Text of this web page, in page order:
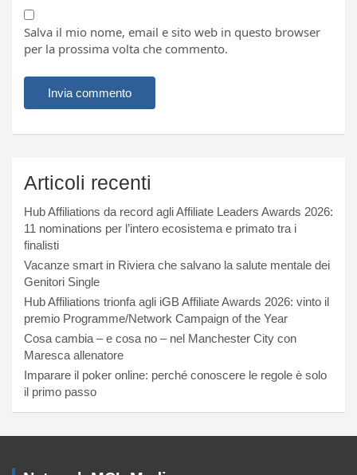
Salva il mio nome, email e sito web in questo browser
per la prossima volta che commento.
Articoli recenti
Hub Affiliations da record agli Affiliate Leaders Awards 2026:
11 nominations per l’intero ecosistema e primato tra i
finalisti
Vacanze smart in Riviera che salvano la salute mentale dei
Genitori Single
Hub Affiliations trionfa agli iGB Affiliate Awards 2026: vinto il
premio Programme/Network Campaign of the Year
Cosa cambia – e cosa no – nel Manchester City con
Maresca allenatore
Imparare il poker online: perché conoscere le regole è solo
il primo passo